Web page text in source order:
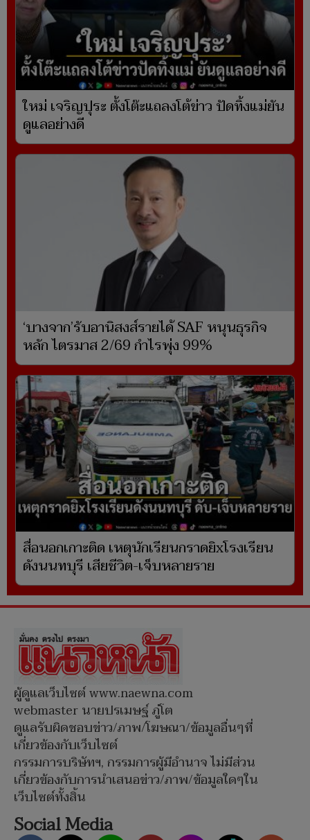
ใหม่ เจริญปุระ ตั้งโต๊ะแถลงโต้ข่าว ปัดทิ้งแม่ยัน
ดูแลอย่างดี
‘บางจาก’รับอานิสงส์รายได้ SAF หนุนธุรกิจ
หลัก ไตรมาส 2/69 กำไรพุ่ง 99%
สื่อนอกเกาะติด เหตุนักเรียนกราดยิxโรงเรียน
ดังนนทบุรี เสียชีวิต-เจ็บหลายราย
ผู้ดูแลเว็บไซต์ www.naewna.com
webmaster นายปรเมษฐ์ ภู่โต
ดูแลรับผิดชอบข่าว/ภาพ/โฆษณา/ข้อมูลอื่นๆที่
เกี่ยวข้องกับเว็บไซต์
กรรมการบริษัทฯ, กรรมการผู้มีอำนาจ ไม่มีส่วน
เกี่ยวข้องกับการนำเสนอข่าว/ภาพ/ข้อมูลใดๆใน
เว็บไซต์ทั้งสิ้น
Social Media